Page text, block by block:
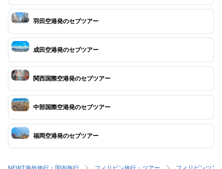
羽田空港発のセブツアー
成田空港発のセブツアー
関西国際空港発のセブツアー
中部国際空港発のセブツアー
福岡空港発のセブツアー